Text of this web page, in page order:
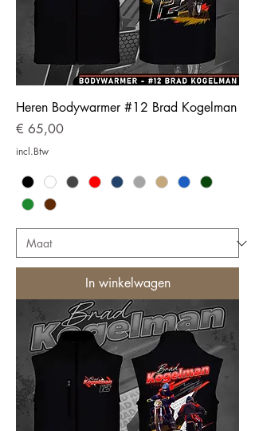
Heren Bodywarmer #12 Brad Kogelman
Prijs
€ 65,00
incl.Btw
In winkelwagen